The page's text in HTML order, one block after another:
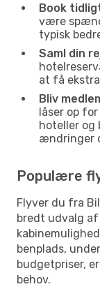
Book
være
typisk
Saml din
at få
Bliv
låser op
hoteller og
ændringer
Populære
Flyver du fra
bredt udvalg
benplads,
budgetpriser,
behov.